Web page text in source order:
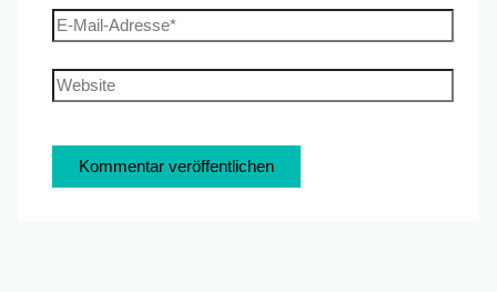
E-
Mail-
Adresse*
Website